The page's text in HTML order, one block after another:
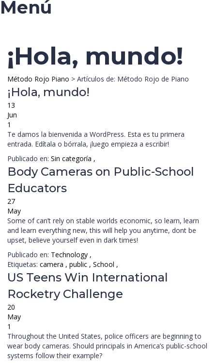
Menú
¡Hola, mundo!
Método Rojo Piano > Artículos de: Método Rojo de Piano
¡Hola, mundo!
13
Jun
1
Te damos la bienvenida a WordPress. Esta es tu primera
entrada. Edítala o bórrala, ¡luego empieza a escribir!
Publicado en: Sin categoría ,
Body Cameras on Public-School
Educators
27
May
Some of can’t rely on stable worlds economic, so learn, learn
and learn everything new, this will help you anytime, dont be
upset, believe yourself even in dark times!
Publicado en: Technology ,
Etiquetas: camera , public , School ,
US Teens Win International
Rocketry Challenge
20
May
1
Throughout the United States, police officers are beginning to
wear body cameras. Should principals in America’s public-school
systems follow their example?